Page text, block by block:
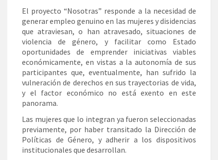
El proyecto “Nosotras” responde a la necesidad de
generar empleo genuino en las mujeres y disidencias
que atraviesan, o han atravesado, situaciones de
violencia de género, y facilitar como Estado
oportunidades de emprender iniciativas viables
económicamente, en vistas a la autonomía de sus
participantes que, eventualmente, han sufrido la
vulneración de derechos en sus trayectorias de vida,
y el factor económico no está exento en este
panorama.
Las mujeres que lo integran ya fueron seleccionadas
previamente, por haber transitado la Dirección de
Políticas de Género, y adherir a los dispositivos
institucionales que desarrollan.